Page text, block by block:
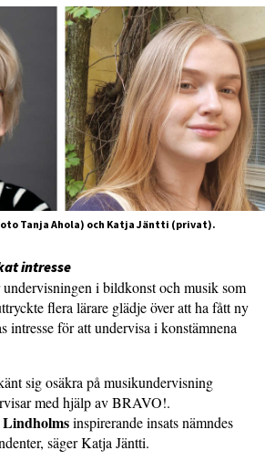
Tanja Ahola) och Katja Jäntti (privat).
intresse
i bildkonst och musik som
flera lärare glädje över att ha fått ny
intresse för att undervisa i konstämnena
sig osäkra på musikundervisning
med hjälp av BRAVO!.
inspirerande insats nämndes
säger Katja Jäntti.